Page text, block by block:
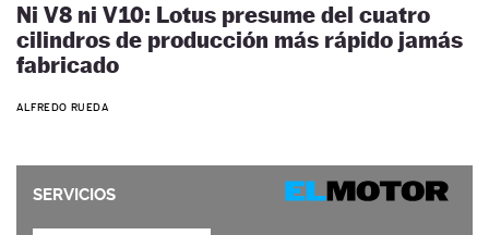
Ni V8 ni V10: Lotus presume del cuatro
cilindros de producción más rápido jamás
fabricado
ALFREDO RUEDA